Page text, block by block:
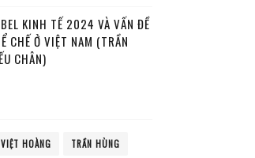
KINH TẾ 2024 VÀ VẤN ĐỀ
CHẾ Ở VIỆT NAM (TRẦN
CHÂN)
VIỆT HOÀNG TRẦN HÙNG